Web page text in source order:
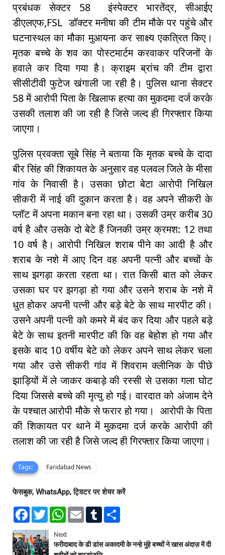
प्रबंधक सेक्टर 58 इंस्पेक्टर भारतेंद्र, सीआईए
डीएलएफ,FSL डॉक्टर मनीषा की टीम मौके पर पहुंचे और
घटनास्थल का मौका मुआयना कर साक्ष्य एकत्रित किए।
मृतक बच्चे के शव का पोस्टमार्टम करवाकर परिजनों के
हवाले कर दिया गया है। क्राइम ब्रांच की टीम द्वारा
सीसीटीवी फुटेज खंगाली जा रही है। पुलिस थाना सेक्टर
58 में आरोपी पिता के खिलाफ हत्या का मुकदमा दर्ज करके
उसकी तलाश की जा रही है जिसे जल्द ही गिरफ्तार किया
जाएगा।
पुलिस प्रवक्ता सूबे सिंह ने बताया कि मृतक बच्चे के दादा
बीर सिंह की शिकायत के अनुसार वह पलवल जिले के मीसा
गांव के निवासी है। उसका छोटा बेटा आरोपी निखिल
सीकरी में नाई की दुकान करता है। वह अपने सीकरी के
प्लॉट में अपना मकान बना रहा था। उसकी उम्र करीब 30
वर्ष है और उसके दो बेटे हैं जिनकी उम्र क्रमश: 12 तथा
10 वर्ष है। आरोपी निखिल शराब पीने का आदी है और
शराब के नशे में आए दिन वह अपनी पत्नी और बच्चों के
साथ झगड़ा करता रहता था। रात किसी बात को लेकर
उसका घर पर झगड़ा हो गया और उसने शराब के नशे में
धुत होकर अपनी पत्नी और बड़े बेटे के साथ मारपीट की।
उसने अपनी पत्नी को कमरे में बंद कर दिया और पहले बड़े
बेटे के साथ इतनी मारपीट की कि वह बेहोश हो गया और
इसके बाद 10 वर्षीय बेटे को लेकर अपने साथ लेकर चला
गया और उसे सीकरी गांव में शिवराम क्लीनिक के पीछे
झाड़ियों में ले जाकर कबाड़े की रस्सी से उसका गला घोट
दिया जिससे बच्चे की मृत्यु हो गई। वारदात को अंजाम देने
के पश्चात आरोपी मौके से फरार हो गया। आरोपी के पिता
की शिकायत पर थाने में मुकदमा दर्ज करके आरोपी की
तलाश की जा रही है जिसे जल्द ही गिरफ्तार किया जाएगा।
Tags: Faridabad News
फेसबुक, WhatsApp, ट्विटर पर शेयर करें
F
e
b
o
T
w
t
e
W
t
s
A
E
l
T
l
r
e
Next
फरीदाबाद के डी डांस अकादमी के नन्हे मुंहे बच्चों ने खास अंदाज़ में दी